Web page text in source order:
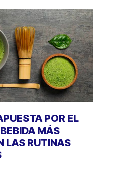
POR EL
MÁS
LAS RUTINAS